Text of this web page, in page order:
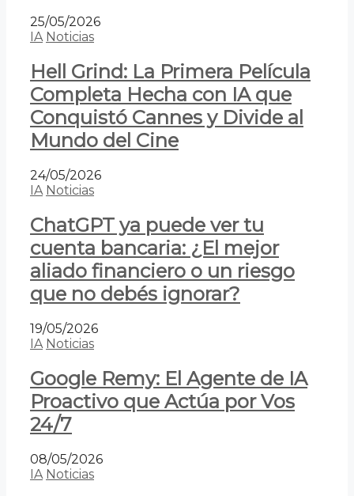
25/05/2026
IA Noticias
Hell Grind: La Primera Película
Completa Hecha con IA que
Conquistó Cannes y Divide al
Mundo del Cine
24/05/2026
IA Noticias
ChatGPT ya puede ver tu
cuenta bancaria: ¿El mejor
aliado financiero o un riesgo
que no debés ignorar?
19/05/2026
IA Noticias
Google Remy: El Agente de IA
Proactivo que Actúa por Vos
24/7
08/05/2026
IA Noticias